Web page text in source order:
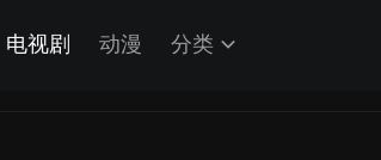
电视剧 动漫 分类